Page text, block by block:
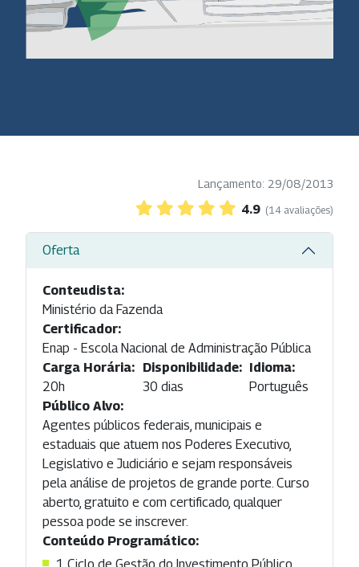
Lançamento: 29/08/2013
4.9 (14 avaliações)
Oferta
Conteudista:
Ministério da Fazenda
Certificador:
Enap - Escola Nacional de Administração Pública
Carga Horária:
20h
Disponibilidade:
30 dias
Idioma:
Português
Público Alvo:
Agentes públicos federais, municipais e
estaduais que atuem nos Poderes Executivo,
Legislativo e Judiciário e sejam responsáveis
pela análise de projetos de grande porte. Curso
aberto, gratuito e com certificado, qualquer
pessoa pode se inscrever.
Conteúdo Programático: